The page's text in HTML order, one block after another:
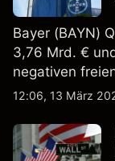
Bayer (BAYN)
3,76 Mrd. €
negativen
EBITDA von
verlässlicher
12:06, 13 März